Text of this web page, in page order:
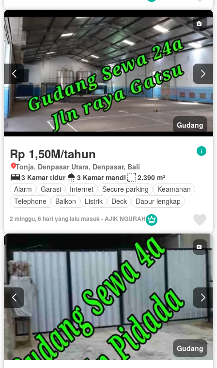
Gudang
Rp 1,50M/tahun
Tonja, Denpasar Utara, Denpasar, Bali
3 Kamar tidur
3 Kamar mandi
2.390 m²
Alarm
Garasi Internet Secure parking
Keamanan
Telephone
Balkon Listrik Deck
Dapur lengkap
Dapur terpadu
Ruang kantor
Ruang layanan
Teras
Tangki air
Air Halaman Tanpa perabotan
2 minggu, 6 hari yang lalu masuk - AJIK NGURAH
Gudang